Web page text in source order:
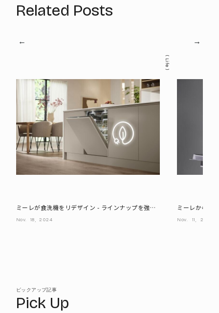
Related Posts
Life
ミーレが食洗機をリデザイン - ラインナップを強化
しよりエコに、使い勝手よく
Nov. 18, 2024
ミーレから新
能を押さえつ
Nov. 11, 2024
ピックアップ記事
Pick Up